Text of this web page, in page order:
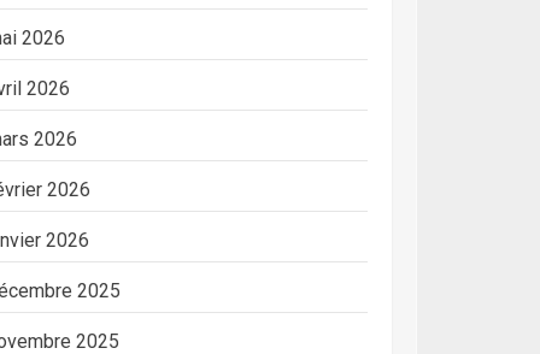
2026
2026
2026
2026
2026
2025
2025